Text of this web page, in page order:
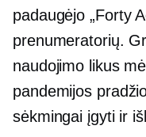
padaugėjo „Forty
prenumeratorių.
naudojimo likus
pandemijos
sėkmingai įgyti ir